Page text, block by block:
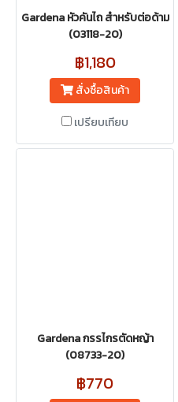
Gardena หัวคันไถ สําหรับต่อด้าม
(03118-20)
฿1,180
สั่งซื้อสินค้า
เปรียบเทียบ
Gardena กรรไกรตัดหญ้า
(08733-20)
฿770